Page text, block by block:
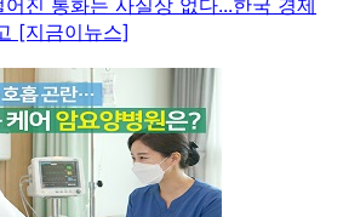
진 통화는 사실상 없다...한국 경제
[지금이뉴스]